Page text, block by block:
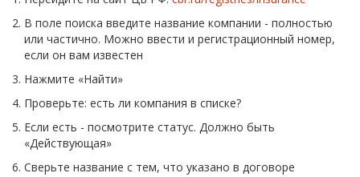
В поле поиска введите название компании - полностью
или частично. Можно ввести и регистрационный номер,
если он вам известен
Нажмите «Найти»
Проверьте: есть ли компания в списке?
Если есть - посмотрите статус. Должно быть
«Действующая»
Сверьте название с тем, что указано в договоре